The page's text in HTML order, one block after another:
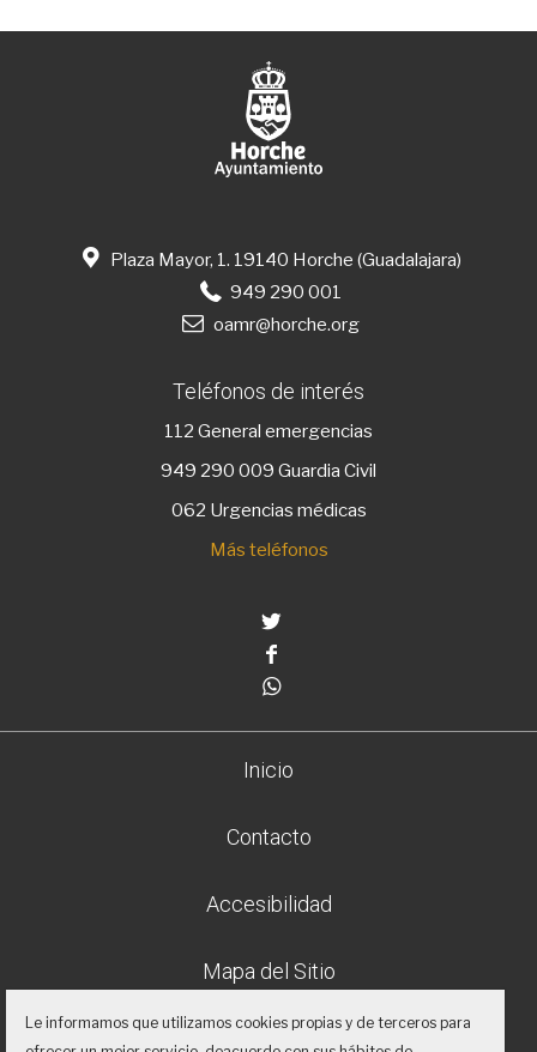
Plaza Mayor, 1. 19140 Horche (Guadalajara)
949 290 001
oamr@horche.org
Teléfonos de interés
112 General emergencias
949 290 009 Guardia Civil
062 Urgencias médicas
Más teléfonos
Inicio
Contacto
Accesibilidad
Mapa del Sitio
Aviso legal
Le informamos que utilizamos cookies propias y de terceros para